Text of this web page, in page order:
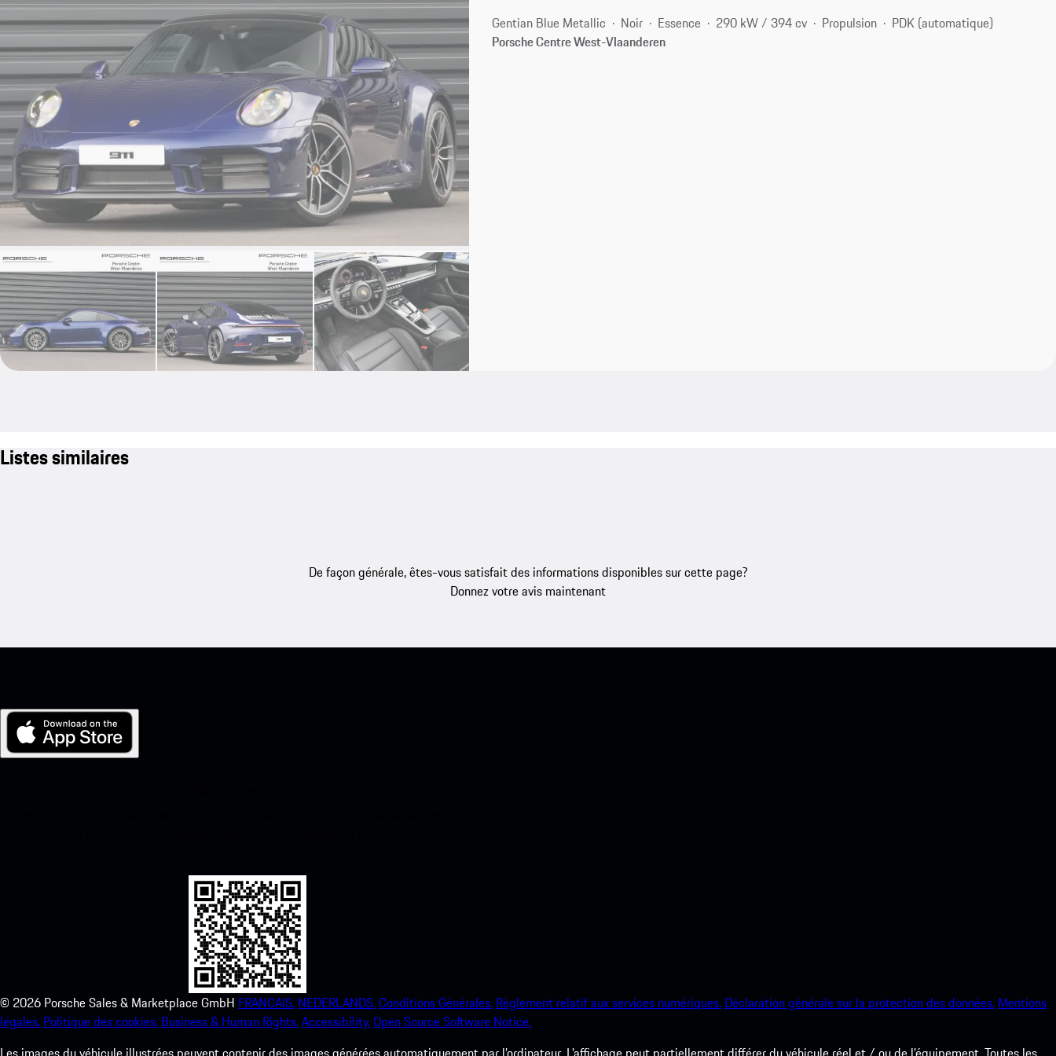
Gentian Blue Metallic Noir Essence 290 kW / 394 cv Propulsion
PDK (automatique)
Porsche Centre West-Vlaanderen
Listes similaires
De façon générale, êtes-vous satisfait des informations disponibles sur cette page?
Donnez votre avis maintenant
© 2026 Porsche Sales & Marketplace GmbH FRANCAIS. NEDERLANDS.Conditions Générales. Règlement relatif aux services numériques. Déclaration générale sur la protection des données. Mentions
légales. Politique des cookies. Business & Human Rights.Accessibility.Open Source Software Notice.